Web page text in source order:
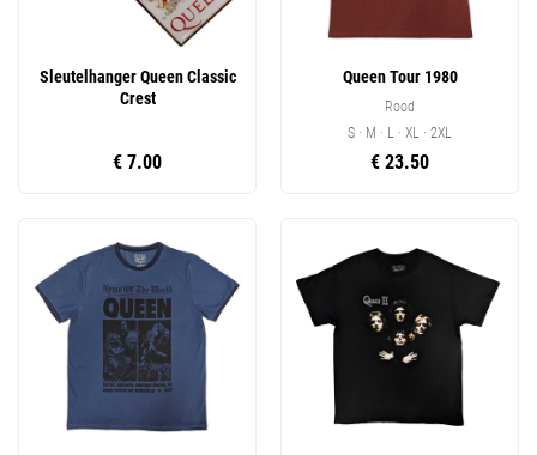
Sleutelhanger Queen Classic
Crest
€ 7.00
Queen Tour 1980
Rood
S · M · L · XL · 2XL
€ 23.50